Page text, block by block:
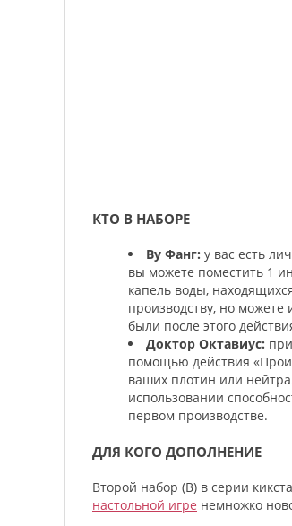
КТО В НАБОРЕ
Ву Фанг: у вас есть
вы можете поместить 1
капель воды,
производству, но можете
были после этого
Доктор Октавиус:
помощью действия
ваших плотин или
использовании
первом производстве.
ДЛЯ КОГО ДОПОЛНЕНИЕ
Второй набор (В) в серии
настольной игре немножко